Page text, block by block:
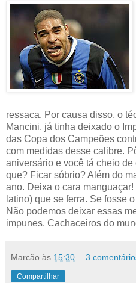
ressaca. Por causa disso, o
Mancini, já tinha deixado o
das Copa dos Campeões
com medidas desse calibre.
aniversário e você tá cheio
que? Ficar sóbrio? Além do
ano. Deixa o cara
latino) que se ferra. Se fosse
Não podemos deixar essas
impunes. Cachaceiros do
Marcão às 15:30 3
Compartilhar